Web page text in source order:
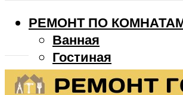
РЕМОНТ ПО
Ванная
Гостиная
Детская
Кухня